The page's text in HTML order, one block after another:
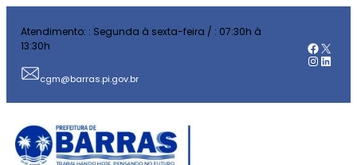
para
conteúdo
Atendimento: : Segunda à sexta-feira / : 07:30h à
13:30h
cgm@barras.pi.gov.br
X